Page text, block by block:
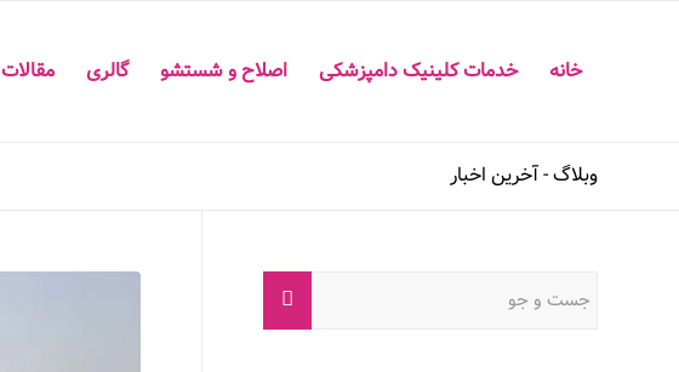
خانه خدمات کلینیک دامپزشکی اصلاح و شستشو گالری مقالات
وبلاگ - آخرین اخبار